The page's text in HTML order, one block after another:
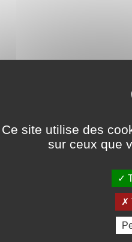
Ce site utilise des
sur ceux que